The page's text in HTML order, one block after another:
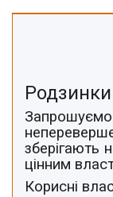
Родзинки
зберігають
цінним
Корисні